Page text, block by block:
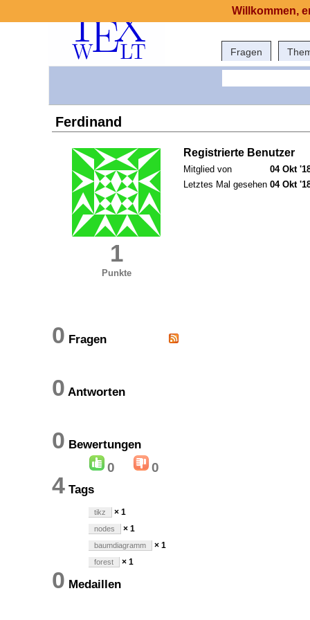
Fragen
Ferdinand
1
Punkte
Registrierte Benutzer
Mitglied von
04 Okt
Letztes Mal gesehen 04 Okt
0 Fragen
0 Antworten
0 Bewertungen
0 0
4 Tags
tikz × 1
nodes × 1
baumdiagramm × 1
forest × 1
0 Medaillen
Willkommen,